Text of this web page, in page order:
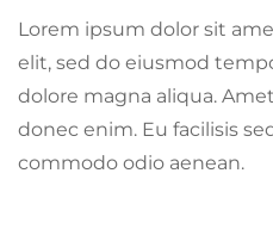
Lorem ipsum dolor sit
elit, sed do eiusmod
dolore magna aliqua.
donec enim. Eu facilisis
commodo odio aenean.